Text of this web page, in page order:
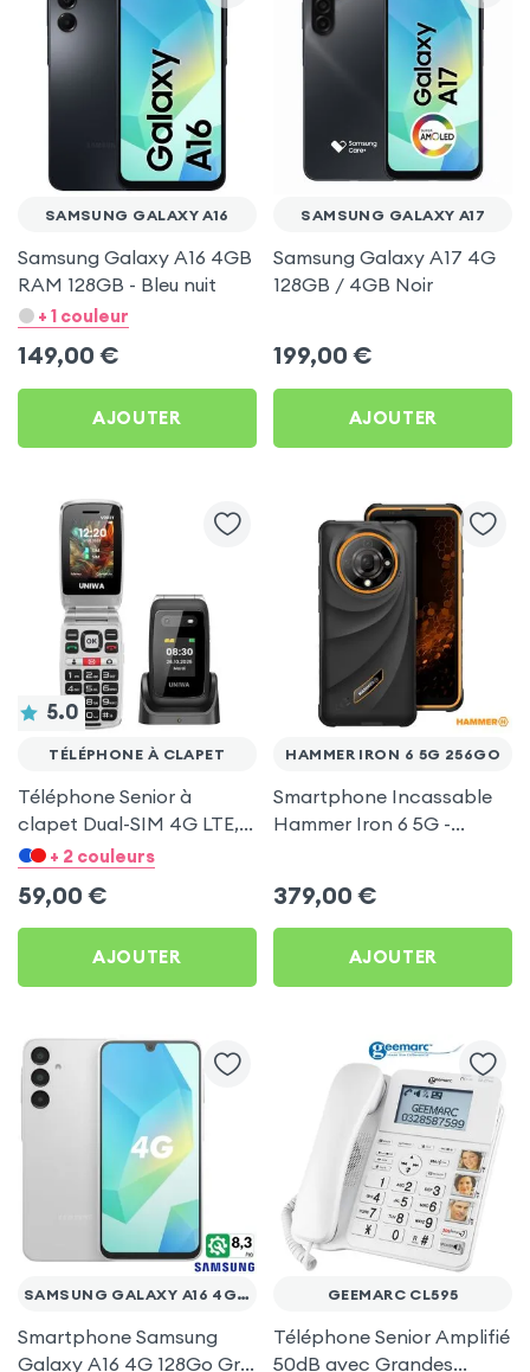
SAMSUNG GALAXY A16
Samsung Galaxy A16 4GB
RAM 128GB - Bleu nuit
+ 1 couleur
149,00 €
AJOUTER
SAMSUNG GALAXY A17
Samsung Galaxy A17 4G
128GB / 4GB Noir
199,00 €
AJOUTER
5.0
TÉLÉPHONE À CLAPET
Téléphone Senior à
clapet Dual-SIM 4G LTE,
Bouton SOS , Batterie
+ 2 couleurs
59,00 €
AJOUTER
HAMMER IRON 6 5G 256GO
Smartphone Incassable
Hammer Iron 6 5G -
Batterie 6050 mAh - Noir
et Orange
379,00 €
AJOUTER
SAMSUNG GALAXY A16 4G 128GO
Smartphone Samsung
Galaxy A16 4G 128Go Gris
GEEMARC CL595
Téléphone Senior Amplifié
50dB avec Grandes